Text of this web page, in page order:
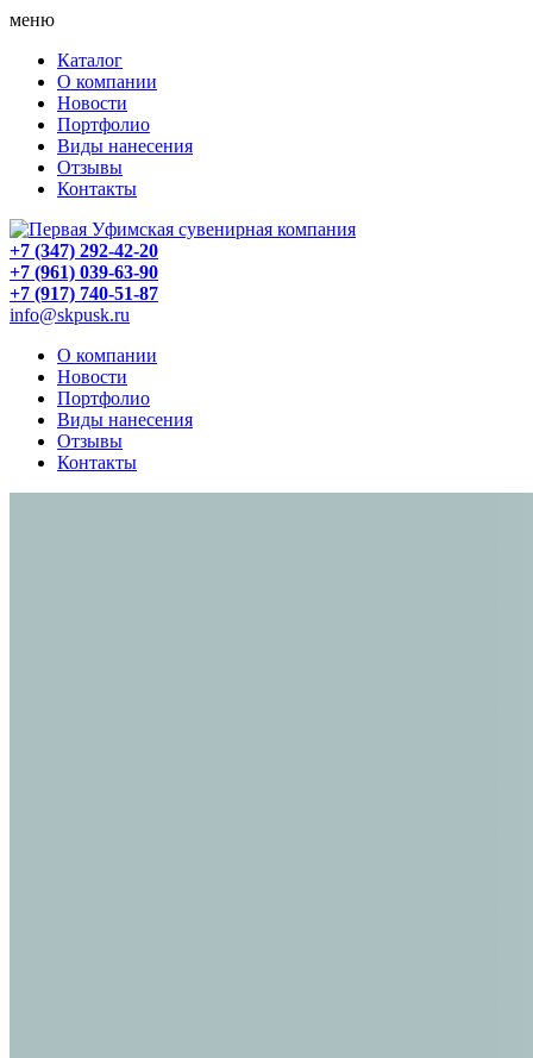
меню
Каталог
О компании
Новости
Портфолио
Виды нанесения
Отзывы
Контакты
+7 (347) 292-42-20
+7 (961) 039-63-90
+7 (917) 740-51-87
info@skpusk.ru
О компании
Новости
Портфолио
Виды нанесения
Отзывы
Контакты